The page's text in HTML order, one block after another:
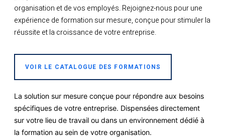
organisation et de vos employés. Rejoignez-nous pour une
expérience de formation sur mesure, conçue pour stimuler la
réussite et la croissance de votre entreprise.
VOIR LE CATALOGUE DES FORMATIONS
La solution sur mesure conçue pour répondre aux besoins
spécifiques de votre entreprise. Dispensées directement
sur votre lieu de travail ou dans un environnement dédié à
la formation au sein de votre organisation.